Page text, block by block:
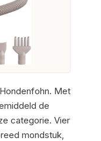
Met
de
categorie. Vier
mondstuk,